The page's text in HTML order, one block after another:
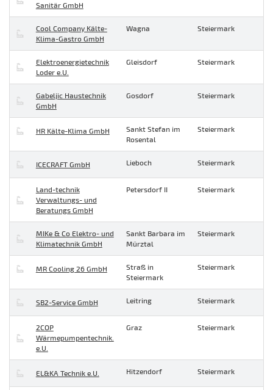
Sanitär GmbH
Cool Company Kälte-
Klima-Gastro GmbH
Wagna Steiermark
Elektroenergietechnik
Loder e.U.
Gleisdorf Steiermark
Gabeljic Haustechnik
GmbH
Gosdorf Steiermark
HR Kälte-Klima GmbH
Sankt Stefan im
Rosental
Steiermark
ICECRAFT GmbH Lieboch Steiermark
Land-technik
Verwaltungs- und
Beratungs GmbH
Petersdorf II Steiermark
MIKe & Co Elektro- und
Klimatechnik GmbH
Sankt Barbara im
Mürztal
Steiermark
MR Cooling 26 GmbH
Straß in
Steiermark
Steiermark
SB2-Service GmbH Leitring Steiermark
2COP
Wärmepumpentechnik.
e.U.
Graz Steiermark
EL&KA Technik e.U. Hitzendorf Steiermark